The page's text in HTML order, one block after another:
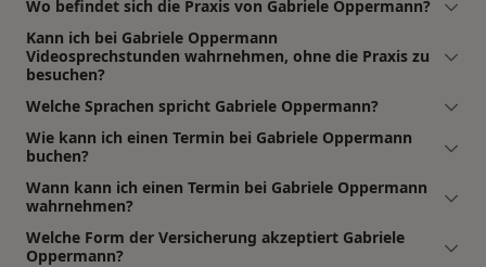
Wo befindet sich die Praxis von Gabriele Oppermann?
Kann ich bei Gabriele Oppermann
Videosprechstunden wahrnehmen, ohne die Praxis zu
besuchen?
Welche Sprachen spricht Gabriele Oppermann?
Wie kann ich einen Termin bei Gabriele Oppermann
buchen?
Wann kann ich einen Termin bei Gabriele Oppermann
wahrnehmen?
Welche Form der Versicherung akzeptiert Gabriele
Oppermann?